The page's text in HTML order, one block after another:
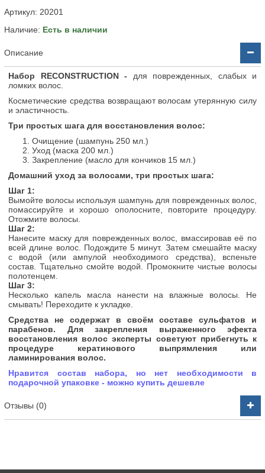
Артикул: 20201
Наличие: Есть в наличии
Описание
Набор RECONSTRUCTION -
для поврежденных, слабых и
ломких волос.
Косметические средства возвращают волосам утерянную силу
и эластичность.
Три простых шага для восстановления волос:
Очищение (шампунь 250 мл.)
Уход (маска 200 мл.)
Закрепление (масло для кончиков 15 мл.)
Домашний уход за волосами, три простых шага:
Шаг 1:
Вымойте волосы используя шампунь для поврежденных волос,
помассируйте и хорошо ополосните, повторите процедуру.
Отожмите волосы.
Шаг 2:
Нанесите маску для поврежденных волос, вмассировав её по
всей длине волос. Подождите 5 минут. Затем смешайте маску
с водой (или ампулой необходимого средства), вспеньте
состав. Тщательно смойте водой. Промокните чистые волосы
полотенцем.
Шаг 3:
Несколько капель масла нанести на влажные волосы.
Не
смывать! Переходите к укладке.
Средства не содержат в своём составе сульфатов и
парабенов. Для закрепления выраженного эфекта
восстановления волос эксперты советуют прибегнуть к
процедуре кератинового выпрямления или
ламинирования волос.
Нравится состав набора, но нет необходимости в
подарочной упаковке - можно купить дешевле
Отзывы (0)